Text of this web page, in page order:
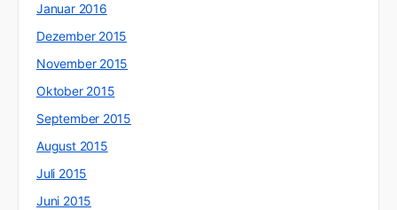
Januar 2016
Dezember 2015
November 2015
Oktober 2015
September 2015
August 2015
Juli 2015
Juni 2015